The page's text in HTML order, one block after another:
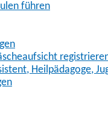
führen
Heilpädagoge,